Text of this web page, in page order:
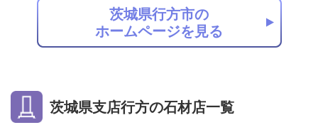
茨城県行方市の
ホームページを見る
茨城県支店行方の石材店一覧